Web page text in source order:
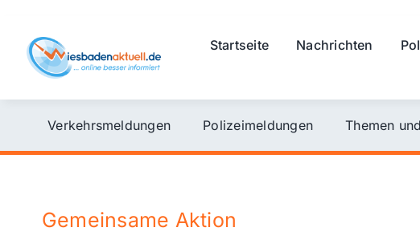
content
Startseite Nachrichten
Verkehrsmeldungen Polizeimeldungen Themen
Gemeinsame Aktion